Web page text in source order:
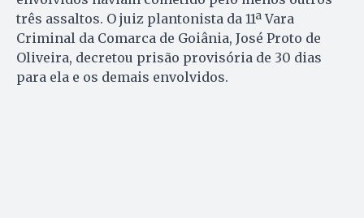
três assaltos. O juiz plantonista da 11ª Vara
Criminal da Comarca de Goiânia, José Proto de
Oliveira, decretou prisão provisória de 30 dias
para ela e os demais envolvidos.